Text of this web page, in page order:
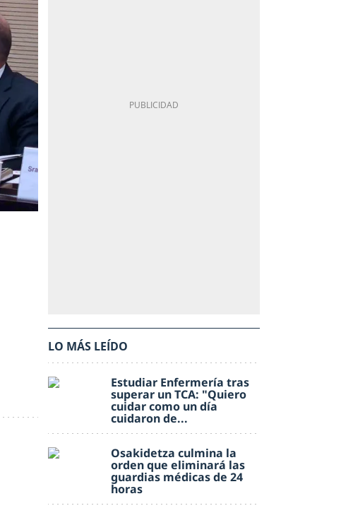
LO MÁS LEÍDO
Estudiar Enfermería tras
superar un TCA: "Quiero
cuidar como un día
cuidaron de...
Osakidetza culmina la
orden que eliminará las
guardias médicas de 24
horas